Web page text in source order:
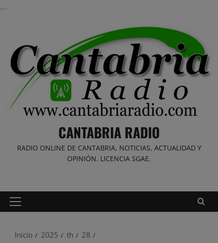
CANTABRIA RADIO
RADIO ONLINE DE CANTABRIA, NOTICIAS, ACTUALIDAD Y
OPINIÓN. LICENCIA SGAE.
Menú
Inicio
2025 th
28